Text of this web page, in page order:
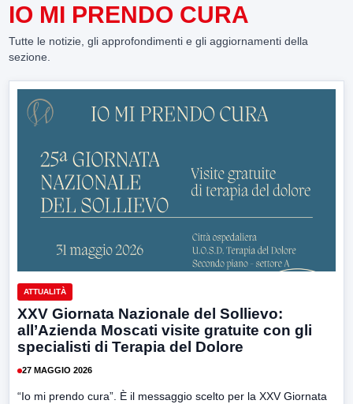
IO MI PRENDO CURA
Tutte le notizie, gli approfondimenti e gli aggiornamenti della
sezione.
ATTUALITÀ
XXV Giornata Nazionale del Sollievo:
all’Azienda Moscati visite gratuite con gli
specialisti di Terapia del Dolore
27 MAGGIO 2026
“Io mi prendo cura”. È il messaggio scelto per la XXV Giornata